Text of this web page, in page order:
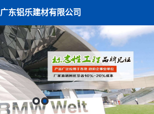
广东铝乐建材有限公司